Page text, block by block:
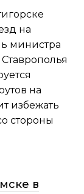
на
министра
на
избежать
стороны
в